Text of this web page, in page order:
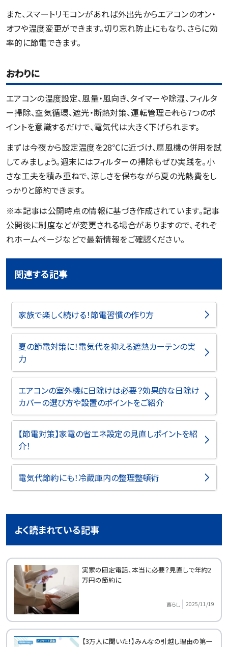
また、スマートリモコンがあれば外出先からエアコンのオン・
オフや温度変更ができます。切り忘れ防止にもなり、さらに効
率的に節電できます。
おわりに
エアコンの温度設定、風量・風向き、タイマーや除湿、フィルタ
ー掃除、空気循環、遮光・断熱対策、運転管理――これら7つのポ
イントを意識するだけで、電気代は大きく下げられます。
まずは今夜から設定温度を28℃に近づけ、扇風機の併用を試
してみましょう。週末にはフィルターの掃除もぜひ実践を。小
さな工夫を積み重ねで、涼しさを保ちながら夏の光熱費をし
っかりと節約できます。
※本記事は公開時点の情報に基づき作成されています。記事
公開後に制度などが変更される場合がありますので、それぞ
れホームページなどで最新情報をご確認ください。
関連する記事
家族で楽しく続ける！節電習慣の作り方
夏の節電対策に！電気代を抑える遮熱カーテンの実
力
エアコンの室外機に日除けは必要？効果的な日除け
カバーの選び方や設置のポイントをご紹介
【節電対策】家電の省エネ設定の見直しポイントを紹
介！
電気代節約にも！冷蔵庫内の整理整頓術
よく読まれている記事
実家の固定電話、本当に必要？見直しで年約2
万円の節約に
暮らし 2025/11/19
【3万人に聞いた！】みんなの引越し理由の第一